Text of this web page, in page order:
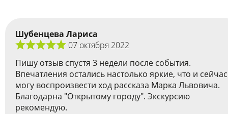
Шубенцева Лариса
07 октября 2022
Пишу отзыв спустя 3 недели после события.
Впечатления остались настолько яркие, что и сейчас
могу воспроизвести ход рассказа Марка Львовича.
Благодарна "Открытому городу". Экскурсию
рекомендую.